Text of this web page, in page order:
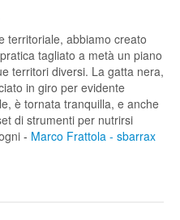
territoriale, abbiamo creato
tagliato a metà un piano
territori diversi. La gatta nera,
in giro per evidente
è tornata tranquilla, e anche
di strumenti per nutrirsi
- Marco Frattola - sbarrax